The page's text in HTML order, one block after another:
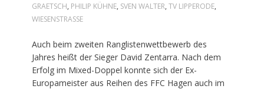
GRAETSCH, PHILIP KÜHNE, SVEN WALTER, TV LIPPERODE,
WIESENSTRASSE
Auch beim zweiten Ranglistenwettbewerb des
Jahres heißt der Sieger David Zentarra. Nach dem
Erfolg im Mixed-Doppel konnte sich der Ex-
Europameister aus Reihen des FFC Hagen auch im